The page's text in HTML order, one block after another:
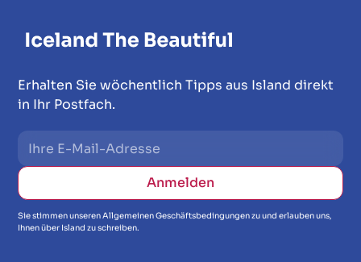
Erhalten Sie wöchentlich Tipps aus Island direkt
in Ihr Postfach.
Sie stimmen unseren Allgemeinen Geschäftsbedingungen zu und erlauben uns,
Ihnen über Island zu schreiben.